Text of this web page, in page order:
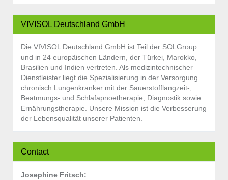
VIVISOL Deutschland GmbH
Die VIVISOL Deutschland GmbH ist Teil der SOLGroup
und in 24 europäischen Ländern, der Türkei, Marokko,
Brasilien und Indien vertreten. Als medizintechnischer
Dienstleister liegt die Spezialisierung in der Versorgung
chronisch Lungenkranker mit der Sauerstofflangzeit-,
Beatmungs- und Schlafapnoetherapie, Diagnostik sowie
Ernährungstherapie. Unsere Mission ist die Verbesserung
der Lebensqualität unserer Patienten.
Contact
Josephine Fritsch: